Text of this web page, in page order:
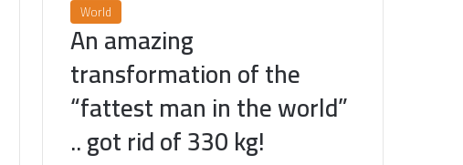
World
An amazing
transformation of the
“fattest man in the world”
.. got rid of 330 kg!